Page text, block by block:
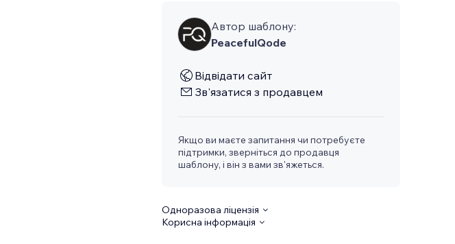
Автор шаблону:
PeacefulQode
Відвідати сайт
Зв'язатися з продавцем
Якщо ви маєте запитання чи потребуєте
підтримки, зверніться до продавця
шаблону, і він з вами зв'яжеться.
Одноразова ліцензія
Корисна інформація